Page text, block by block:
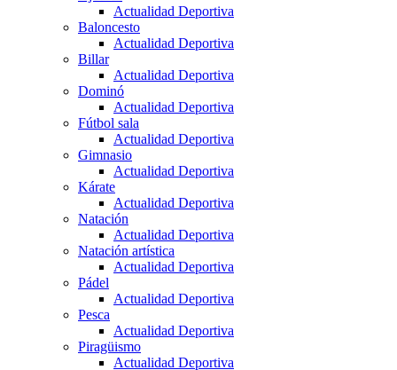
Actualidad Deportiva
Baloncesto
Actualidad Deportiva
Billar
Actualidad Deportiva
Dominó
Actualidad Deportiva
Fútbol sala
Actualidad Deportiva
Gimnasio
Actualidad Deportiva
Kárate
Actualidad Deportiva
Natación
Actualidad Deportiva
Natación artística
Actualidad Deportiva
Pádel
Actualidad Deportiva
Pesca
Actualidad Deportiva
Piragüismo
Actualidad Deportiva